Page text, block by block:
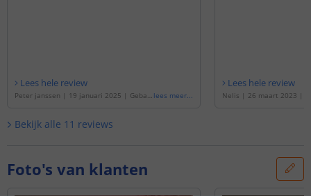
Lees hele review
Peter janssen | 19 januari 2025 | Gebas lees meer...
Lees hele review
Nelis | 26 maart 2023 |
Bekijk alle 11 reviews
Foto's van klanten